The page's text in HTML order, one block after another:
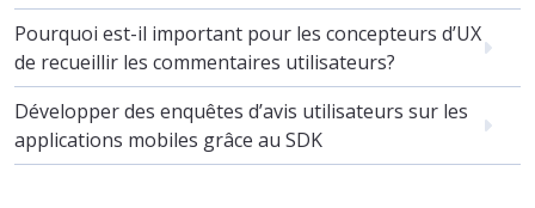
Pourquoi est-il important pour les concepteurs d’UX
de recueillir les commentaires utilisateurs?
Développer des enquêtes d’avis utilisateurs sur les
applications mobiles grâce au SDK